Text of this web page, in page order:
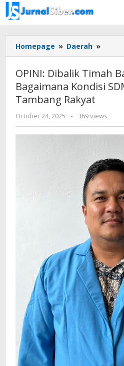
Skip
to
content
Homepage » Daerah »
SDM
OPINI: Dibalik Timah
Bagaimana Kondisi
Tambang Rakyat
October 24, 2025
by
777
- 369 views